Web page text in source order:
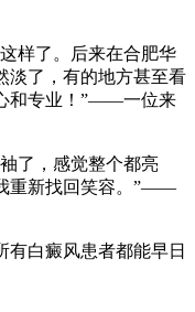
样了。后来在合肥华
淡了，有的地方甚至看
和专业！”——一位来
了，感觉整个都亮
重新找回笑容。”——
有白癜风患者都能早日